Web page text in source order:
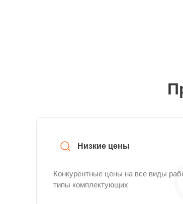
Низкие цены
Конкурентные цены на все виды
типы комплектующих